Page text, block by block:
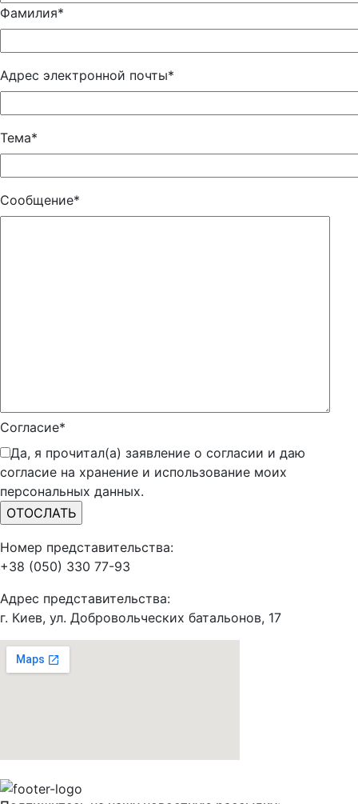
Фамилия*
Адрес электронной почты*
Тема*
Сообщение*
Согласие*
Да, я прочитал(а) заявление о согласии и даю
согласие на хранение и использование моих
персональных данных.
Номер представительства:
+38 (050) 330 77-93
Адрес представительства:
г. Киев, ул. Добровольческих батальонов, 17